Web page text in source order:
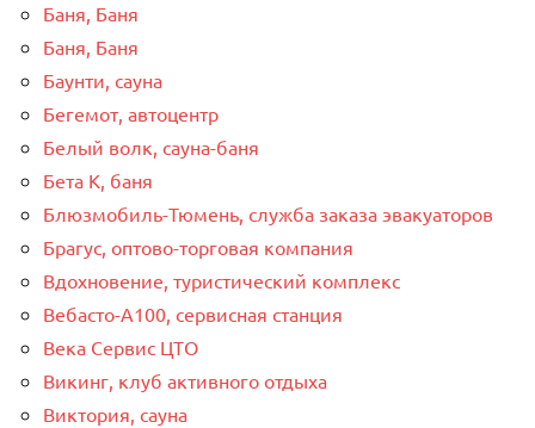
Баня, Баня
Баня, Баня
Баунти, сауна
Бегемот, автоцентр
Белый волк, сауна-баня
Бета К, баня
Блюзмобиль-Тюмень, служба заказа эвакуаторов
Брагус, оптово-торговая компания
Вдохновение, туристический комплекс
Вебасто-А100, сервисная станция
Века Сервис ЦТО
Викинг, клуб активного отдыха
Виктория, сауна